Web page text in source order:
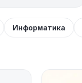
Информатика